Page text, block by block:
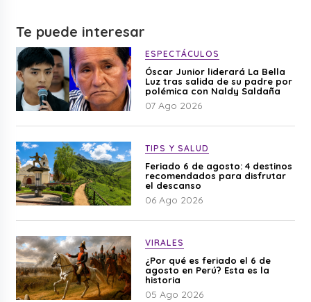
Te puede interesar
ESPECTÁCULOS
Óscar Junior liderará La Bella
Luz tras salida de su padre por
polémica con Naldy Saldaña
07 Ago 2026
TIPS Y SALUD
Feriado 6 de agosto: 4 destinos
recomendados para disfrutar
el descanso
06 Ago 2026
VIRALES
¿Por qué es feriado el 6 de
agosto en Perú? Esta es la
historia
05 Ago 2026